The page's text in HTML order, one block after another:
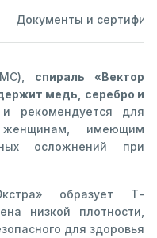
Документы и
спираль «Вектор
медь, серебро и
и рекомендуется для
женщинам, имеющим
осложнений при
образует Т-
низкой плотности,
для здоровья